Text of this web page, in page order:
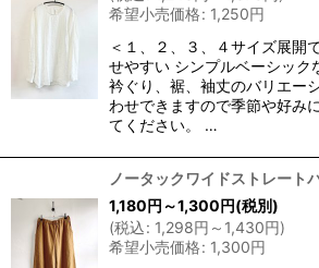
希望小売価格: 1,250円
＜１、２、３、４サイズ展開
せやすい シンプルベーシック
衿ぐり、裾、袖丈のバリエー
わせできますので季節や好み
てください。 …
ノータックワイドストレート
1,180円 ～1,300円(税別)
(税込: 1,298円 ～1,430円)
希望小売価格: 1,300円